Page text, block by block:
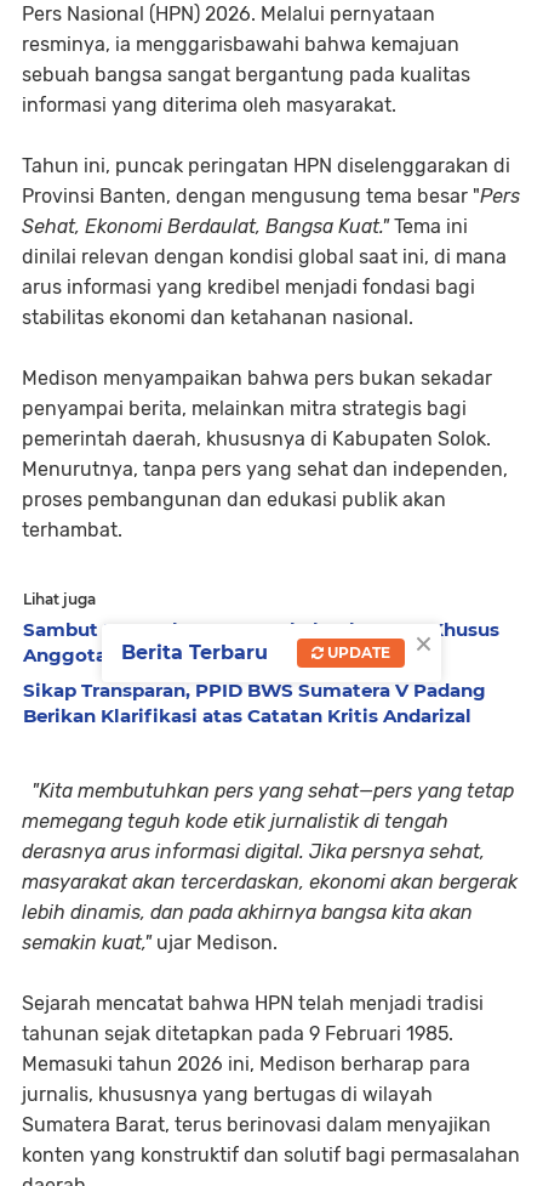
Pers Nasional (HPN) 2026. Melalui pernyataan
resminya, ia menggarisbawahi bahwa kemajuan
sebuah bangsa sangat bergantung pada kualitas
informasi yang diterima oleh masyarakat.
Tahun ini, puncak peringatan HPN diselenggarakan di
Provinsi Banten, dengan mengusung tema besar "Pers
Sehat, Ekonomi Berdaulat, Bangsa Kuat."Tema ini
dinilai relevan dengan kondisi global saat ini, di mana
arus informasi yang kredibel menjadi fondasi bagi
stabilitas ekonomi dan ketahanan nasional.
Medison menyampaikan bahwa pers bukan sekadar
penyampai berita, melainkan mitra strategis bagi
pemerintah daerah, khususnya di Kabupaten Solok.
Menurutnya, tanpa pers yang sehat dan independen,
proses pembangunan dan edukasi publik akan
terhambat.
Lihat juga
Sambut HUT RI ke-81, KJI Bakal Gelar UKW Khusus
Anggota di Kota Padang
Sikap Transparan, PPID BWS Sumatera V Padang
Berikan Klarifikasi atas Catatan Kritis Andarizal
"Kita membutuhkan pers yang sehat—pers yang tetap
memegang teguh kode etik jurnalistik di tengah
derasnya arus informasi digital. Jika persnya sehat,
masyarakat akan tercerdaskan, ekonomi akan bergerak
lebih dinamis, dan pada akhirnya bangsa kita akan
semakin kuat,"ujar Medison.
Sejarah mencatat bahwa HPN telah menjadi tradisi
tahunan sejak ditetapkan pada 9 Februari 1985.
Memasuki tahun 2026 ini, Medison berharap para
jurnalis, khususnya yang bertugas di wilayah
Sumatera Barat, terus berinovasi dalam menyajikan
konten yang konstruktif dan solutif bagi permasalahan
×
Berita Terbaru UPDATE